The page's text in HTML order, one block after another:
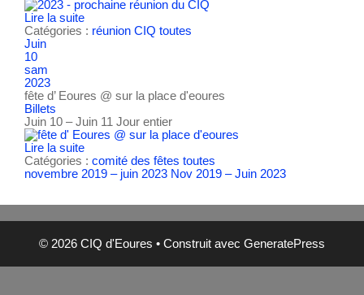
Lire la suite
Catégories : réunion CIQ toutes
Juin
10
sam
2023
fête d’ Eoures @ sur la place d'eoures
Billets
Juin 10 – Juin 11 Jour entier
Lire la suite
Catégories : comité des fêtes toutes
novembre 2019 – juin 2023 Nov 2019 – Juin 2023
© 2026 CIQ d'Eoures • Construit avec GeneratePress